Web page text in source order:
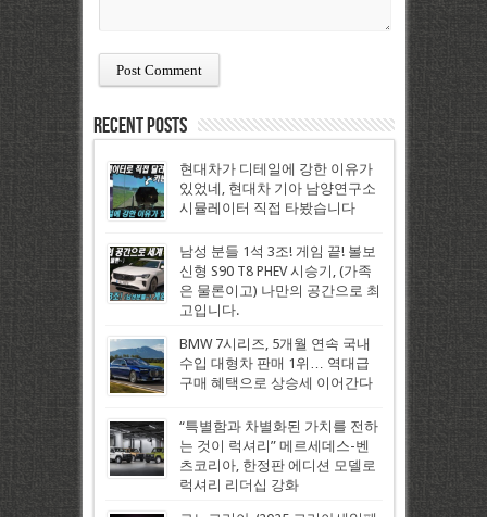
Recent Posts
현대차가 디테일에 강한 이유가
있었네, 현대차 기아 남양연구소
시뮬레이터 직접 타봤습니다
남성 분들 1석 3조! 게임 끝! 볼보
신형 S90 T8 PHEV 시승기, (가족
은 물론이고) 나만의 공간으로 최
고입니다.
BMW 7시리즈, 5개월 연속 국내
수입 대형차 판매 1위… 역대급
구매 혜택으로 상승세 이어간다
“특별함과 차별화된 가치를 전하
는 것이 럭셔리” 메르세데스-벤
츠코리아, 한정판 에디션 모델로
럭셔리 리더십 강화